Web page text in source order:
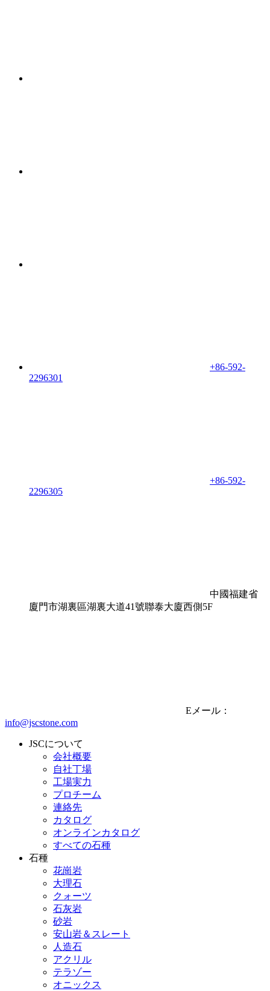
+86-592-
2296301
+86-592-
2296305
中國福建省
廈門市湖裏區湖裏大道41號聯泰大廈西側5F
Eメール：
info@jscstone.com
JSCについて
会社概要
自社丁場
工場実力
プロチーム
連絡先
カタログ
オンラインカタログ
すべての石種
石種
花崗岩
大理石
クォーツ
石灰岩
砂岩
安山岩＆スレート
人造石
アクリル
テラゾー
オニックス